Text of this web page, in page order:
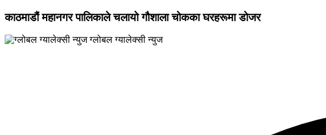
काठमाडौं महानगर पालिकाले चलायो गौशाला चोकका घरहरूमा डोजर
ग्लोबल ग्यालेक्सी न्युज